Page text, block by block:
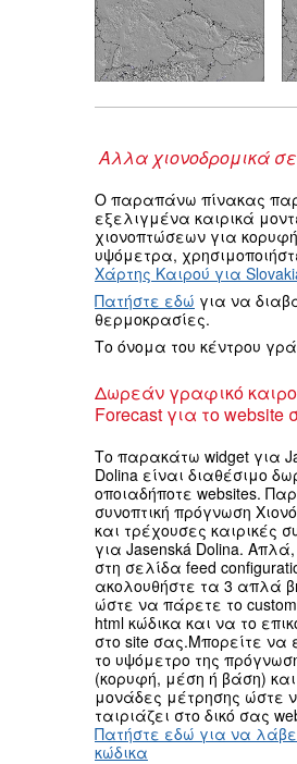
Αλλα χιονοδρομικά σε
Ο παραπάνω πίνακας
εξελιγμένα καιρικά
χιονοπτώσεων για
υψόμετρα,
Χάρτης Καιρού για
Πατήστε εδώ για να
θερμοκρασίες.
Το όνομα του κέντρου
Δωρεάν γραφικό
Forecast για το website
Το παρακάτω widget για
Dolina είναι διαθέσιμο
οποιαδήποτε websites.
συνοπτική πρόγνωση
και τρέχουσες καιρικές
για Jasenská Dolina.
στη σελίδα feed
ακολουθήστε τα 3 απλά
ώστε να πάρετε το
html κώδικα και να το
στο site σας.Μπορείτε να
το υψόμετρο της
(κορυφή, μέση ή βάση) και
μονάδες μέτρησης ώστε
ταιριάζει στο δικό σας
Πατήστε εδώ για να
κώδικα